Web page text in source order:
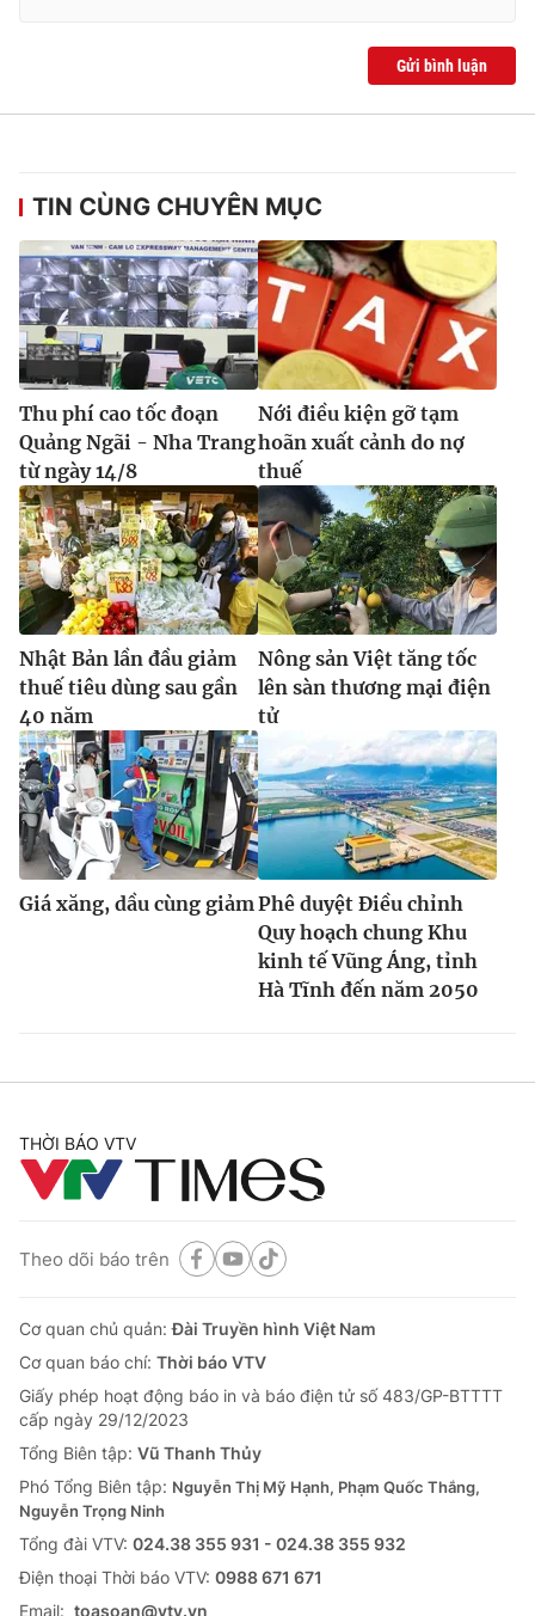
Gửi bình luận
TIN CÙNG CHUYÊN MỤC
Thu phí cao tốc đoạn
Quảng Ngãi - Nha Trang
từ ngày 14/8
Nới điều kiện gỡ tạm
hoãn xuất cảnh do nợ
thuế
Nhật Bản lần đầu giảm
thuế tiêu dùng sau gần
40 năm
Nông sản Việt tăng tốc
lên sàn thương mại điện
tử
Giá xăng, dầu cùng giảmPhê duyệt Điều chỉnh
Quy hoạch chung Khu
kinh tế Vũng Áng, tỉnh
Hà Tĩnh đến năm 2050
THỜI BÁO VTV
Theo dõi báo trên
Cơ quan chủ quản:Đài Truyền hình Việt Nam
Cơ quan báo chí: Thời báo VTV
Giấy phép hoạt động báo in và báo điện tử số 483/GP-BTTTT
cấp ngày 29/12/2023
Tổng Biên tập: Vũ Thanh Thủy
Phó Tổng Biên tập: Nguyễn Thị Mỹ Hạnh, Phạm Quốc Thắng,
Nguyễn Trọng Ninh
Tổng đài VTV: 024.38 355 931 - 024.38 355 932
Ðiện thoại Thời báo VTV: 0988 671 671
Email: toasoan@vtv.vn